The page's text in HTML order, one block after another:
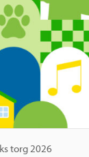
torg 2026